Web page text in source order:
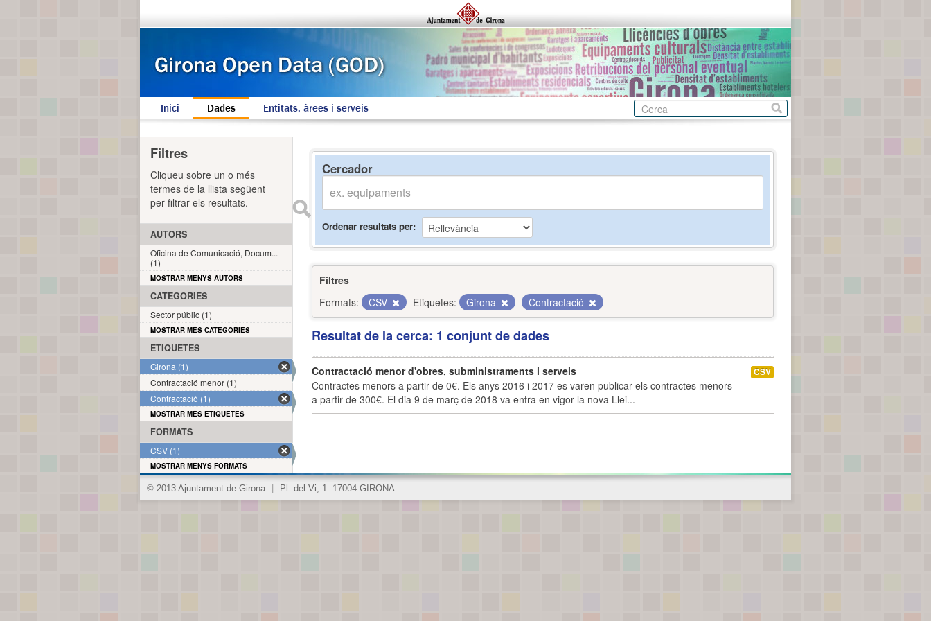
Inici Dades Entitats, àrees i serveis
Cercador
Ordenar resultats per
Filtres
Formats:
CSV Etiquetes: Girona Contractació
Resultat de la cerca: 1 conjunt de dades
Contractació menor d'obres, subministraments i serveis
Contractes menors a partir de 0€. Els anys 2016 i 2017 es varen publicar els contractes menors
a partir de 300€. El dia 9 de març de 2018 va entra en vigor la nova Llei...
CSV
Filtres
Cliqueu sobre un o més
termes de la llista següent
per filtrar els resultats.
AUTORS
Oficina de Comunicació, Docum...
(1)
MOSTRAR MENYS AUTORS
CATEGORIES
Sector públic (1)
MOSTRAR MÉS CATEGORIES
ETIQUETES
Girona (1)
Contractació menor (1)
Contractació (1)
MOSTRAR MÉS ETIQUETES
FORMATS
CSV (1)
MOSTRAR MENYS FORMATS
© 2013 Ajuntament de Girona Pl. del Vi, 1. 17004 GIRONA